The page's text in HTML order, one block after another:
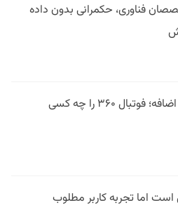
فناوری، حکمرانی بدون داده
فیلتر در وقت اضافه؛ فوتبال ۳۶۰ را چه کسی
اما تجربه کاربر مطلوب